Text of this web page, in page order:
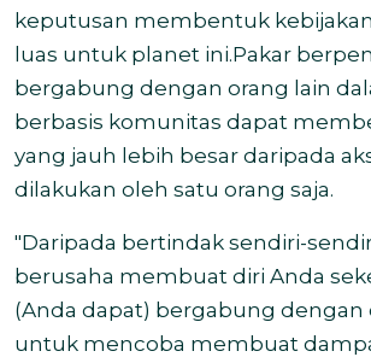
keputusan membentuk
luas untuk planet ini.Pakar
bergabung dengan orang lain
berbasis komunitas dapat
yang jauh lebih besar daripada
dilakukan oleh satu orang saja.
"Daripada bertindak sendiri-
berusaha membuat diri Anda
(Anda dapat) bergabung dengan
untuk mencoba membuat